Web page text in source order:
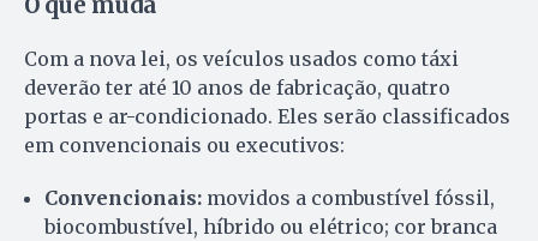
O que muda
Com a nova lei, os veículos usados como táxi
deverão ter até 10 anos de fabricação, quatro
portas e ar-condicionado. Eles serão classificados
em convencionais ou executivos:
Convencionais: movidos a combustível fóssil,
biocombustível, híbrido ou elétrico; cor branca